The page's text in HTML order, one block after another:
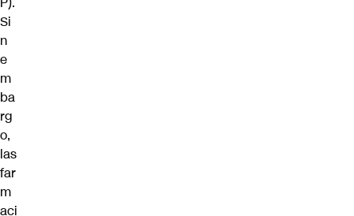
Si
n
e
m
ba
rg
o,
las
far
m
aci